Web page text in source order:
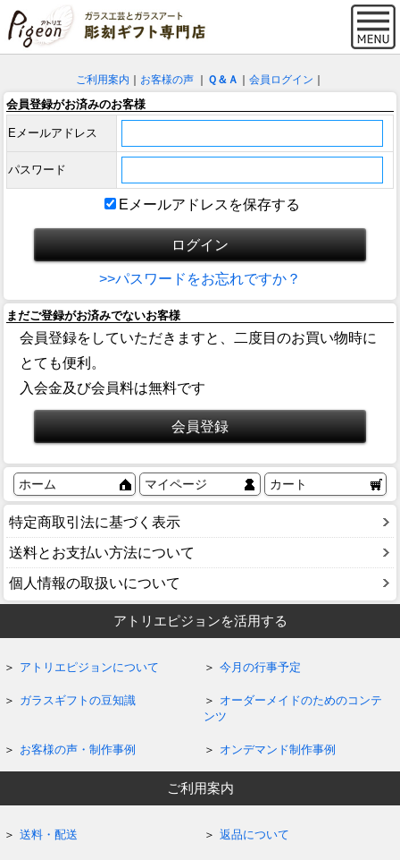
ご利用案内 お客様の声 Ｑ＆Ａ 会員ログイン
会員登録がお済みのお客様
Eメールアドレス
パスワード
Eメールアドレスを保存する
>>パスワードをお忘れですか？
まだご登録がお済みでないお客様
会員登録をしていただきますと、二度目のお買い物時に
とても便利。
入会金及び会員料は無料です
ホーム マイページ カート
特定商取引法に基づく表示
送料とお支払い方法について
個人情報の取扱いについて
アトリエピジョンを活用する
アトリエピジョンについて 今月の行事予定
ガラスギフトの豆知識
オーダーメイドのためのコンテ
ンツ
お客様の声・制作事例 オンデマンド制作事例
ご利用案内
送料・配送 返品について